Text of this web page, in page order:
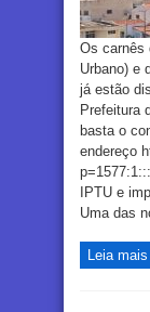
Os carnês
Urbano) e
já estão
Prefeitura
basta o
endereço
IPTU e
Uma das
Leia